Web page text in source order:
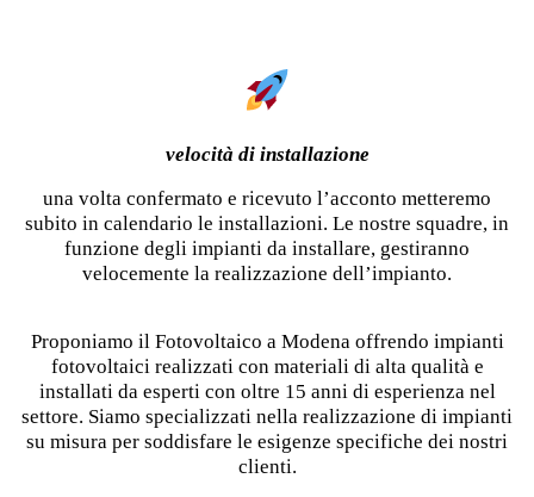
velocità di installazione
una volta confermato e ricevuto l’acconto metteremo
subito in calendario le installazioni. Le nostre squadre, in
funzione degli impianti da installare, gestiranno
velocemente la realizzazione dell’impianto.
Proponiamo il Fotovoltaico a Modena offrendo impianti
fotovoltaici realizzati con materiali di alta qualità e
installati da esperti con oltre 15 anni di esperienza nel
settore. Siamo specializzati nella realizzazione di impianti
su misura per soddisfare le esigenze specifiche dei nostri
clienti.